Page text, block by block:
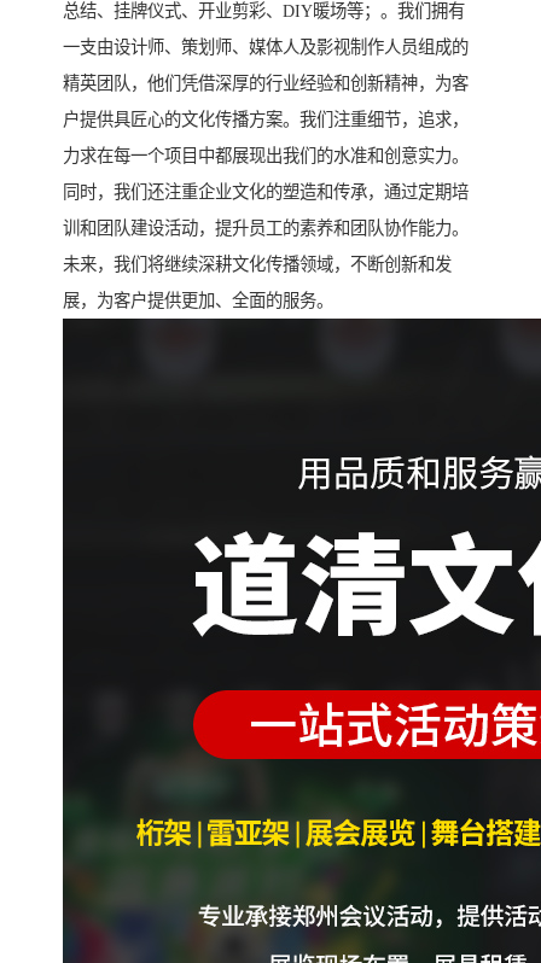
总结、挂牌仪式、开业剪彩、DIY暖场等；。我们拥有
一支由设计师、策划师、媒体人及影视制作人员组成的
精英团队，他们凭借深厚的行业经验和创新精神，为客
户提供具匠心的文化传播方案。我们注重细节，追求，
力求在每一个项目中都展现出我们的水准和创意实力。
同时，我们还注重企业文化的塑造和传承，通过定期培
训和团队建设活动，提升员工的素养和团队协作能力。
未来，我们将继续深耕文化传播领域，不断创新和发
展，为客户提供更加、全面的服务。